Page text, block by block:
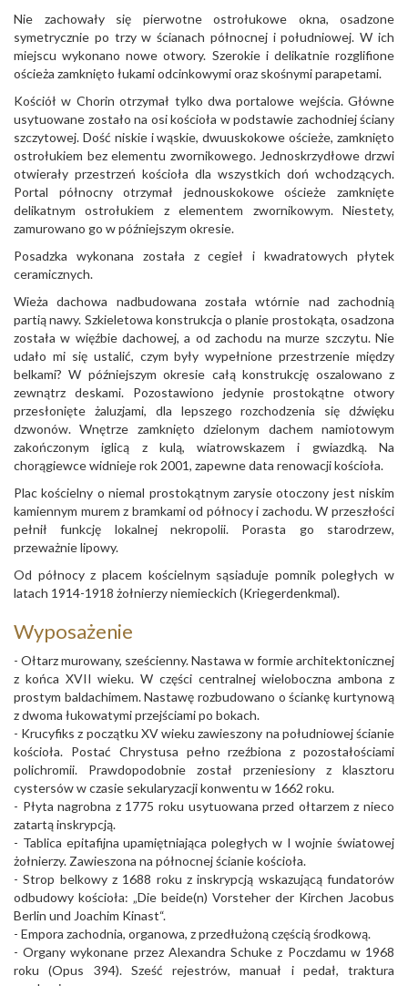
Nie zachowały się pierwotne ostrołukowe okna, osadzone
symetrycznie po trzy w ścianach północnej i południowej. W ich
miejscu wykonano nowe otwory. Szerokie i delikatnie rozglifione
ościeża zamknięto łukami odcinkowymi oraz skośnymi parapetami.
Kościół w Chorin otrzymał tylko dwa portalowe wejścia. Główne
usytuowane zostało na osi kościoła w podstawie zachodniej ściany
szczytowej. Dość niskie i wąskie, dwuuskokowe ościeże, zamknięto
ostrołukiem bez elementu zwornikowego. Jednoskrzydłowe drzwi
otwierały przestrzeń kościoła dla wszystkich doń wchodzących.
Portal północny otrzymał jednouskokowe ościeże zamknięte
delikatnym ostrołukiem z elementem zwornikowym. Niestety,
zamurowano go w późniejszym okresie.
Posadzka wykonana została z cegieł i kwadratowych płytek
ceramicznych.
Wieża dachowa nadbudowana została wtórnie nad zachodnią
partią nawy. Szkieletowa konstrukcja o planie prostokąta, osadzona
została w więźbie dachowej, a od zachodu na murze szczytu. Nie
udało mi się ustalić, czym były wypełnione przestrzenie między
belkami? W późniejszym okresie całą konstrukcję oszalowano z
zewnątrz deskami. Pozostawiono jedynie prostokątne otwory
przesłonięte żaluzjami, dla lepszego rozchodzenia się dźwięku
dzwonów. Wnętrze zamknięto dzielonym dachem namiotowym
zakończonym iglicą z kulą, wiatrowskazem i gwiazdką. Na
chorągiewce widnieje rok 2001, zapewne data renowacji kościoła.
Plac kościelny o niemal prostokątnym zarysie otoczony jest niskim
kamiennym murem z bramkami od północy i zachodu. W przeszłości
pełnił funkcję lokalnej nekropolii. Porasta go starodrzew,
przeważnie lipowy.
Od północy z placem kościelnym sąsiaduje pomnik poległych w
latach 1914-1918 żołnierzy niemieckich (Kriegerdenkmal).
Wyposażenie
- Ołtarz murowany, sześcienny. Nastawa w formie architektonicznej
z końca XVII wieku. W części centralnej wieloboczna ambona z
prostym baldachimem. Nastawę rozbudowano o ściankę kurtynową
z dwoma łukowatymi przejściami po bokach.
- Krucyfiks z początku XV wieku zawieszony na południowej ścianie
kościoła. Postać Chrystusa pełno rzeźbiona z pozostałościami
polichromii. Prawdopodobnie został przeniesiony z klasztoru
cystersów w czasie sekularyzacji konwentu w 1662 roku.
- Płyta nagrobna z 1775 roku usytuowana przed ołtarzem z nieco
zatartą inskrypcją.
- Tablica epitafijna upamiętniająca poległych w I wojnie światowej
żołnierzy. Zawieszona na północnej ścianie kościoła.
- Strop belkowy z 1688 roku z inskrypcją wskazującą fundatorów
odbudowy kościoła: „Die beide(n) Vorsteher der Kirchen Jacobus
Berlin und Joachim Kinast“.
- Empora zachodnia, organowa, z przedłużoną częścią środkową.
- Organy wykonane przez Alexandra Schuke z Poczdamu w 1968
roku (Opus 394). Sześć rejestrów, manuał i pedał, traktura